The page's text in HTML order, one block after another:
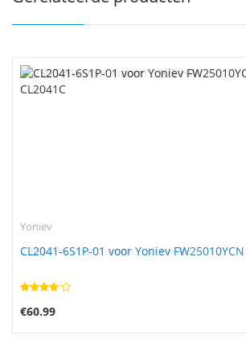
Yoniev
CL2041-6S1P-01 voor Yoniev
€60.99